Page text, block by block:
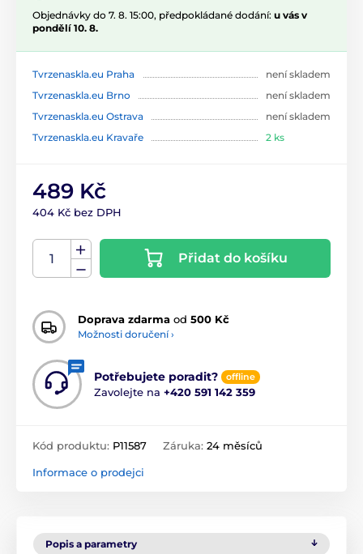
Objednávky do 7. 8. 15:00, předpokládané dodání: u vás v
pondělí 10. 8.
Tvrzenaskla.eu Praha
není skladem
Tvrzenaskla.eu Brno
není skladem
Tvrzenaskla.eu Ostrava
není skladem
Tvrzenaskla.eu Kravaře
2 ks
489 Kč
404 Kč bez DPH
Přidat do košíku
Doprava zdarma od 500 Kč
Možnosti doručení ›
Potřebujete poradit? offline
Zavolejte na +420 591 142 359
Kód produktu: P11587 Záruka: 24 měsíců
Informace o prodejci
Popis a parametry